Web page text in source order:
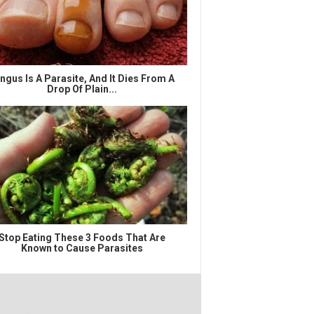
Is A Parasite, And It Dies From A
Drop Of Plain...
Eating These 3 Foods That Are
Known to Cause Parasites